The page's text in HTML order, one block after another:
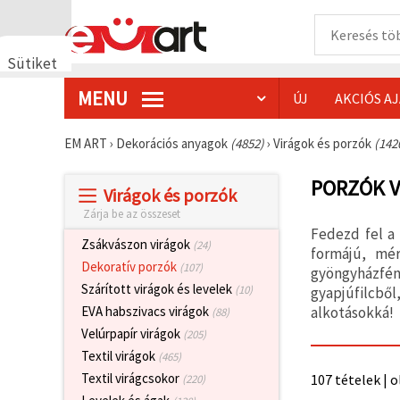
Sütiket
használunk
technológiákat
hozzájárulásával
MENU ÚJ AKCIÓS
EM ART › Dekorációs anyagok (4852)› Virágok és porzók
Virágok és porzók
Zárja be az összeset
Zsákvászon virágok (24)
Dekoratív porzók (107)
Szárított virágok és levelek (10)
EVA habszivacs virágok (88)
Velúrpapír virágok (205)
Textil virágok (465)
Textil virágcsokor (220)
PORZÓK
Fedezd fel a
formájú,
alkotásokká!
107 tételek |